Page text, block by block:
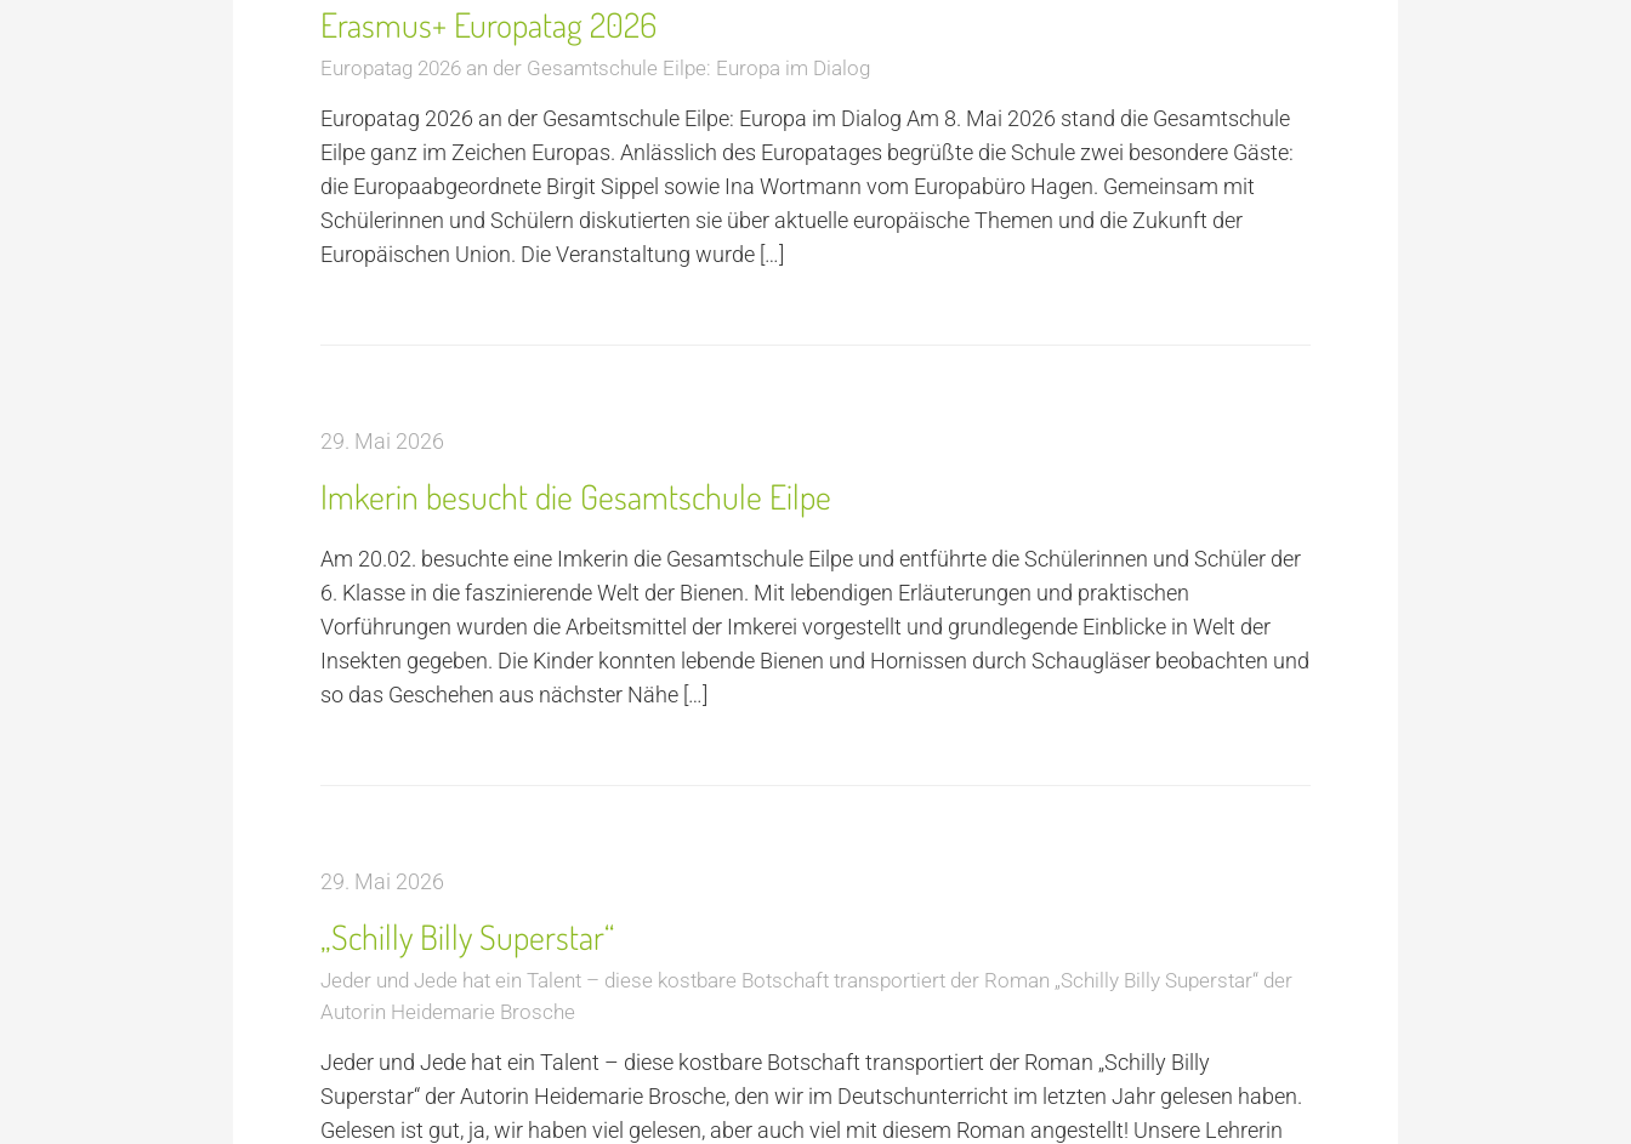
Erasmus+ Europatag 2026
Europatag 2026 an der Gesamtschule Eilpe: Europa im Dialog
Europatag 2026 an der Gesamtschule Eilpe: Europa im Dialog Am 8. Mai 2026 stand die Gesamtschule
Eilpe ganz im Zeichen Europas. Anlässlich des Europatages begrüßte die Schule zwei besondere Gäste:
die Europaabgeordnete Birgit Sippel sowie Ina Wortmann vom Europabüro Hagen. Gemeinsam mit
Schülerinnen und Schülern diskutierten sie über aktuelle europäische Themen und die Zukunft der
Europäischen Union. Die Veranstaltung wurde […]
29. Mai 2026
Imkerin besucht die Gesamtschule Eilpe
Am 20.02. besuchte eine Imkerin die Gesamtschule Eilpe und entführte die Schülerinnen und Schüler der
6. Klasse in die faszinierende Welt der Bienen. Mit lebendigen Erläuterungen und praktischen
Vorführungen wurden die Arbeitsmittel der Imkerei vorgestellt und grundlegende Einblicke in Welt der
Insekten gegeben. Die Kinder konnten lebende Bienen und Hornissen durch Schaugläser beobachten und
so das Geschehen aus nächster Nähe […]
29. Mai 2026
„Schilly Billy Superstar“
Jeder und Jede hat ein Talent – diese kostbare Botschaft transportiert der Roman „Schilly Billy Superstar“ der
Autorin Heidemarie Brosche
Jeder und Jede hat ein Talent – diese kostbare Botschaft transportiert der Roman „Schilly Billy
Superstar“ der Autorin Heidemarie Brosche, den wir im Deutschunterricht im letzten Jahr gelesen haben.
Gelesen ist gut, ja, wir haben viel gelesen, aber auch viel mit diesem Roman angestellt! Unsere Lehrerin